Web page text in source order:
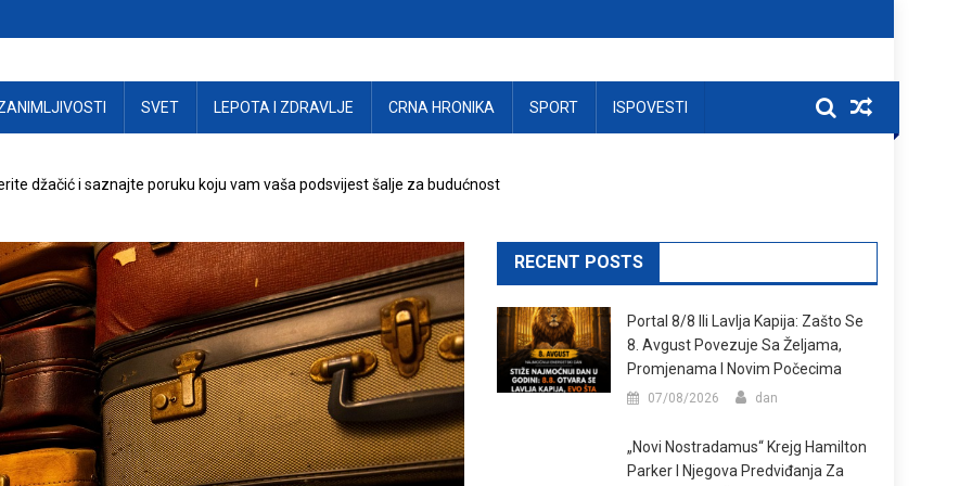
SVET LEPOTA I ZDRAVLJE CRNA HRONIKA SPORT ISPOVESTI
džačić i saznajte poruku koju vam vaša podsvijest šalje za budućnost
RECENT POSTS
Portal 8/8 Ili Lavlja Kapija: Zašto Se
8. Avgust Povezuje Sa Željama,
Promjenama I Novim Počecima
07/08/2026 dan
„Novi Nostradamus“ Krejg Hamilton
Parker I Njegova Predviđanja Za